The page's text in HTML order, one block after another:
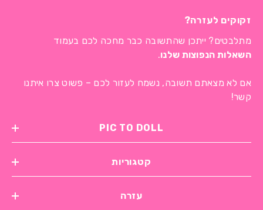
זקוקים לעזרה?
מתלבטים? ייתכן שהתשובה כבר מחכה לכם בעמוד
השאלות הנפוצות שלנו.
אם לא מצאתם תשובה, נשמח לעזור לכם – פשוט צרו איתנו
קשר!
PIC TO DOLL
קטגוריות
עזרה